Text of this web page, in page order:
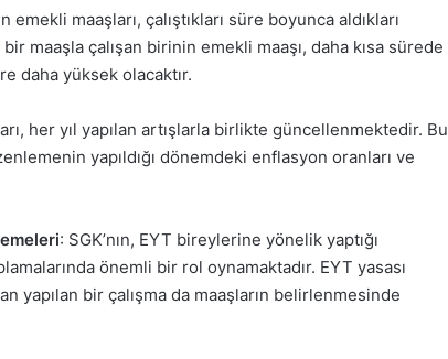
emekli maaşları, çalıştıkları süre boyunca aldıkları
maaşla çalışan birinin emekli maaşı, daha kısa sürede
daha yüksek olacaktır.
her yıl yapılan artışlarla birlikte güncellenmektedir. Bu
yapıldığı dönemdeki enflasyon oranları ve
: SGK’nın, EYT bireylerine yönelik yaptığı
önemli bir rol oynamaktadır. EYT yasası
yapılan bir çalışma da maaşların belirlenmesinde